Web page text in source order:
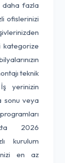
daha fazla
ofislerinizi
kategorize
teknik
yerinizin
sonu veya
2026
kurulum
en az